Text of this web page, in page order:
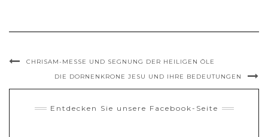
CHRISAM-MESSE UND SEGNUNG DER HEILIGEN ÖLE
DIE DORNENKRONE JESU UND IHRE BEDEUTUNGEN
Entdecken Sie unsere Facebook-Seite